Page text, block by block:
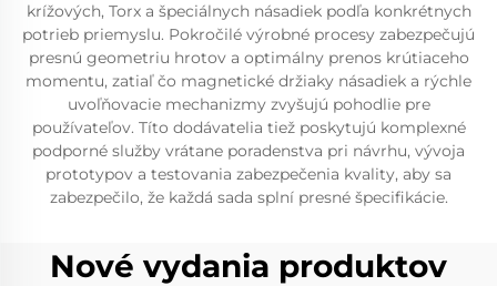
krížových, Torx a špeciálnych násadiek podľa konkrétnych
potrieb priemyslu. Pokročilé výrobné procesy zabezpečujú
presnú geometriu hrotov a optimálny prenos krútiaceho
momentu, zatiaľ čo magnetické držiaky násadiek a rýchle
uvoľňovacie mechanizmy zvyšujú pohodlie pre
používateľov. Títo dodávatelia tiež poskytujú komplexné
podporné služby vrátane poradenstva pri návrhu, vývoja
prototypov a testovania zabezpečenia kvality, aby sa
zabezpečilo, že každá sada splní presné špecifikácie.
Nové vydania produktov